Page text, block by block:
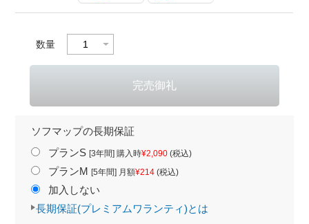
数量
ソフマップの長期保証
プランS [3年間] 購入時¥2,090(税込)
プランM [5年間] 月額¥214(税込)
加入しない
長期保証(プレミアムワランティ)とは